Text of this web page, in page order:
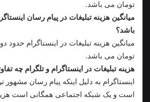
تومان می باشد.
میانگین هزینه تبلیغات در پیام رسان
باشد؟
میانگین هزینه تبلیغات در اینستاگرام حدود
تومان می باشد.
هزینه تبلیغات در اینستاگرام و تلگرام چه
اینستاگرام به دلیل اینکه پیام رسان
است و یک شبکه اجتماعی همگانی است